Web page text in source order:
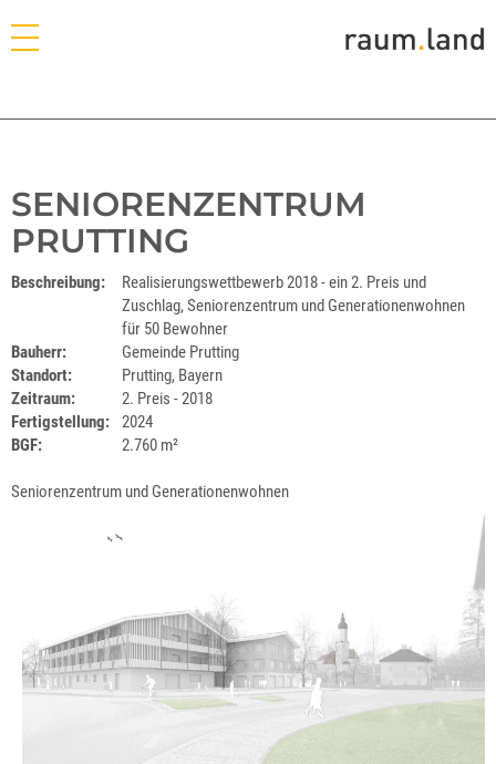
SENIORENZENTRUM
PRUTTING
Beschreibung:
Realisierungswettbewerb 2018 - ein 2. Preis und
Zuschlag, Seniorenzentrum und Generationenwohnen
für 50 Bewohner
Bauherr:
Gemeinde Prutting
Standort:
Prutting, Bayern
Zeitraum:
2. Preis - 2018
Fertigstellung:
2024
BGF:
2.760 m²
Seniorenzentrum und Generationenwohnen